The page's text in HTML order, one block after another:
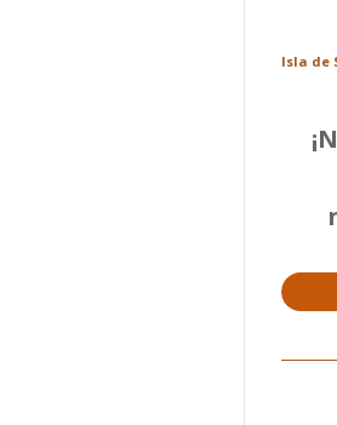
Isla de